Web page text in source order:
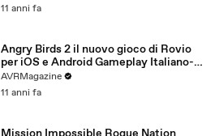
11 anni fa
Angry Birds 2 il nuovo gioco di Rovio
per iOS e Android Gameplay Italiano-
AVRMagazine.com (720p)
AVRMagazine
11 anni fa